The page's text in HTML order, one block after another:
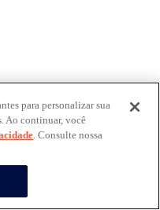
para personalizar sua
Ao continuar, você
. Consulte nossa